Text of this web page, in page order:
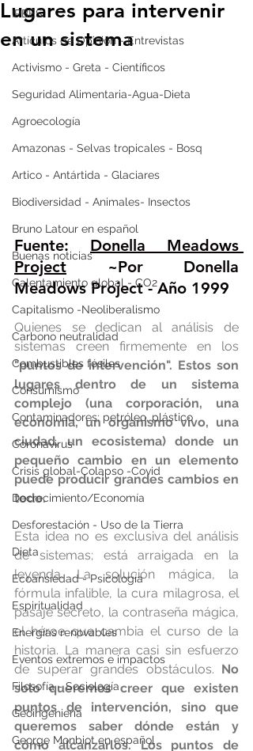
IPBES
Artículos de Opinión - Entrevistas
Activismo - Greta - Científicos
Seguridad Alimentaria-Agua-Dieta
Agroecología
Amazonas - Selvas tropicales - Bosq
Artico - Antártida - Glaciares
Biodiversidad - Animales- Insectos
Bruno Latour en español
Buenas noticias
Calentamiento global - CO2
Capitalismo -Neoliberalismo
Carbono neutralidad
Combustibles fósiles
Consumismo
Contaminadores: petróleo, plástico
Coronavirus
Crisis global-Colapso -Covid
Decrecimiento/Economía
Desforestación - Uso de la Tierra
Dieta
Ecoansiedad - Psicología
Espiritualidad
Energías renovables
Eventos extremos e impactos
Filosofía - Sociología
Geoingeniería
George Monbiot en español
Lugares para intervenir
en un sistema
Fuente: Donella Meadows
Project ~Por Donella
Meadows Project - Año 1999
Quienes se dedican al análisis de
"puntos de intervención". Estos son
lugares dentro de un sistema
complejo (una corporación, una
economía, un organismo vivo, una
ciudad, un ecosistema) donde un
pequeño cambio en un elemento
puede producir grandes cambios en
todo.
Esta idea no es exclusiva del análisis
de sistemas; está arraigada en la
leyenda. La solución mágica, la
fórmula infalible, la cura milagrosa, el
pasaje secreto, la contraseña mágica,
el héroe que cambia el curso de la
historia. La manera casi sin esfuerzo
de superar grandes obstáculos. No
solo queremos creer que existen
puntos de intervención, sino que
queremos saber dónde están y
cómo alcanzarlos. Los puntos de